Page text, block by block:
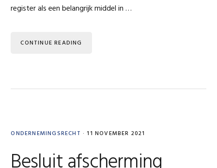
register als een belangrijk middel in …
CONTINUE READING
ONDERNEMINGSRECHT · 11 NOVEMBER 2021